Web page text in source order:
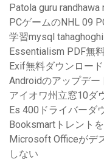
Patola guru
PCゲームのNHL 09
学習mysql
Essentialism PDF無
Exif無料ダウンロード
Androidのアップデ
アイオワ州立窓10ダ
Es 400ドライバーダ
Booksmartトレント
Microsoft Officeがデ
しない